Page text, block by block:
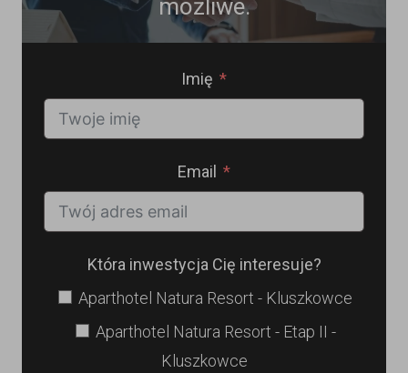
możliwe.
Imię
Email
Która inwestycja Cię interesuje?
Aparthotel Natura Resort - Kluszkowce
Aparthotel Natura Resort - Etap II -
Kluszkowce